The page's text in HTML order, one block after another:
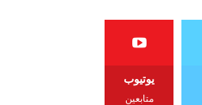
يوتيوب
متابعين